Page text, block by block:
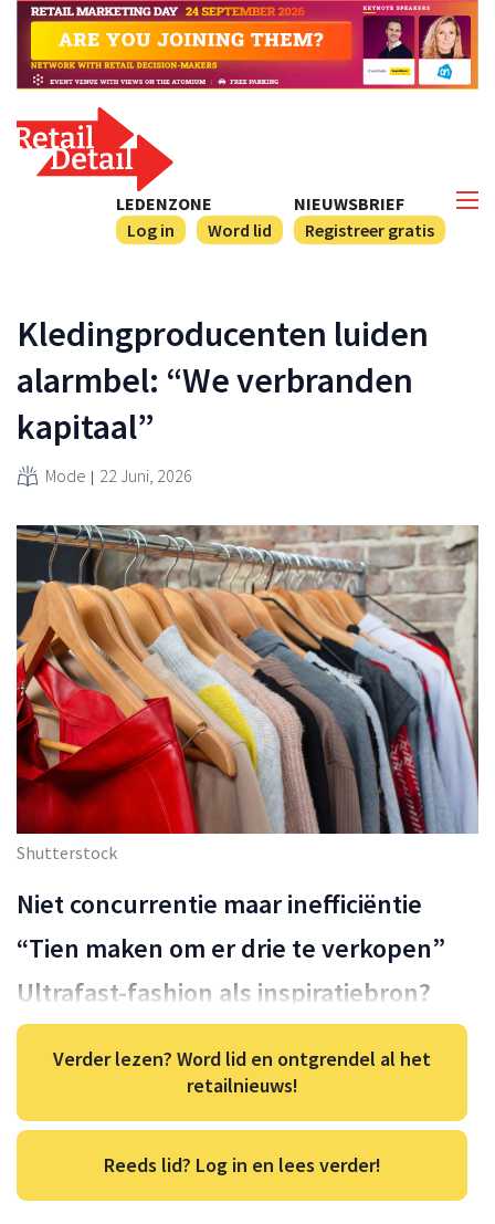
NIEUWSBRIEF
Registreer gratis
LEDENZONE
Log in
Word lid
Kledingproducenten luiden
alarmbel: “We verbranden
kapitaal”
Mode 22 Juni, 2026
Shutterstock
Niet concurrentie maar inefficiëntie
“Tien maken om er drie te verkopen”
Ultrafast-fashion als inspiratiebron?
Verder lezen? Word lid en ontgrendel al het
retailnieuws!
Reeds lid? Log in en lees verder!